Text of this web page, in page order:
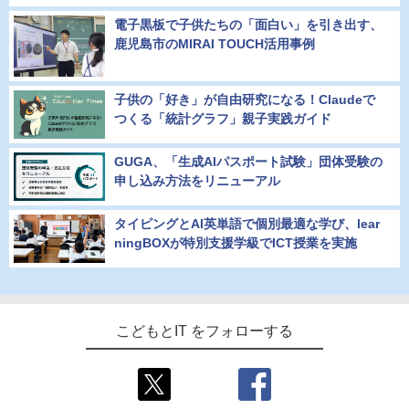
電子黒板で子供たちの「面白い」を引き出す、
鹿児島市のMIRAI TOUCH活用事例
子供の「好き」が自由研究になる！Claudeで
つくる「統計グラフ」親子実践ガイド
GUGA、「生成AIパスポート試験」団体受験の
申し込み方法をリニューアル
タイピングとAI英単語で個別最適な学び、lear
ningBOXが特別支援学級でICT授業を実施
こどもとIT をフォローする